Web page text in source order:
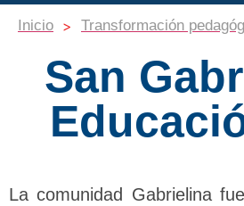
Inicio > Transformación
San
La comunidad Gabrielina